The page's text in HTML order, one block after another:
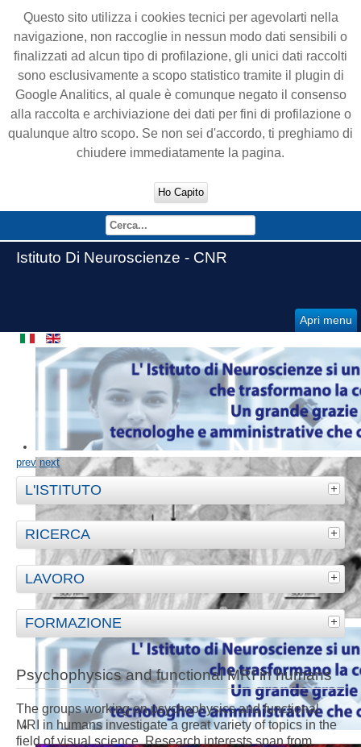
Questo sito utilizza i cookies tecnici per agevolarti nella
navigazione, non raccoglie in nessun modo dati sensibili o
finalizzati ad alcun tipo di profilazione, gli unici dati raccolti
sono esclusivamente a scopo statistico tramite il plugin di
Google Analitics, al quale è comunque negato il consenso
alla raccolta e archiviazione dei dati per fini di profilazione o
qualunque altro scopo. Se non sei d'accordo, ti preghiamo di
chiudere immediatamente la pagina.
Ho Capito
Istituto Di Neuroscienze - CNR
Apri menu
prev next
L'ISTITUTO
RICERCA
LAVORO
FORMAZIONE
Psychophysics and functional MRI in humans
The groups working on psychophysics and functional
MRI in humans investigate a great variety of topics in the
field of visual science. Research interests span from